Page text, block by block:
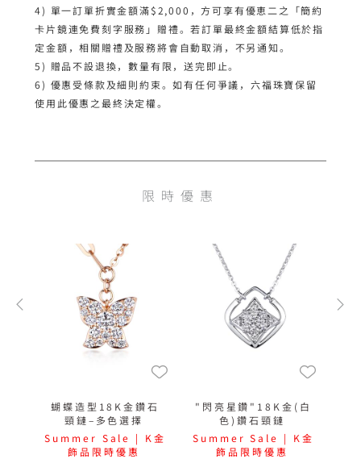
4) 單一訂單折實金額滿$2,000，方可享有優恵二之「簡約
卡片鏡連免費刻字服務」贈禮。若訂單最終金額結算低於指
定金額，相關贈禮及服務將會自動取消，不另通知。
5) 贈品不設退換，數量有限，送完即止。
6) 優惠受條款及細則約束。如有任何爭議，六福珠寶保留
使用此優惠之最終決定權。
限時優惠
蝴蝶造型18K金鑽石
頸鏈–多色選擇
Summer Sale | K金
飾品限時優惠
"閃亮星鑽"18K金(白
色)鑽石頸鏈
Summer Sale | K金
飾品限時優惠